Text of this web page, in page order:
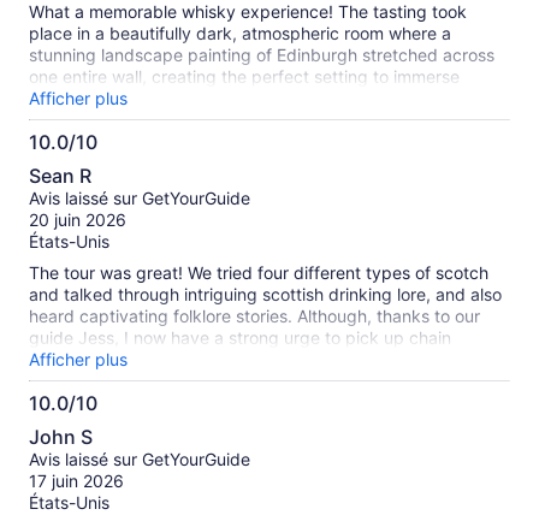
What a memorable whisky experience! The tasting took
place in a beautifully dark, atmospheric room where a
stunning landscape painting of Edinburgh stretched across
one entire wall, creating the perfect setting to immerse
yourself in Scotland’s whisky heritage. The selection of
Scotch whiskies was unique and thoughtfully curated,
offering a wonderful variety beyond the usual labels. I loved
Afficher plus
10.0/10
10.0
sur
10
Sean R
Avis laissé sur GetYourGuide
20 juin 2026
États-Unis
The tour was great! We tried four different types of scotch
and talked through intriguing scottish drinking lore, and also
heard captivating folklore stories. Although, thanks to our
guide Jess, I now have a strong urge to pick up chain
smoking cigarettes. Overall 10/10 experience would
recommend!
Afficher plus
10.0/10
10.0
sur
10
John S
Avis laissé sur GetYourGuide
17 juin 2026
États-Unis